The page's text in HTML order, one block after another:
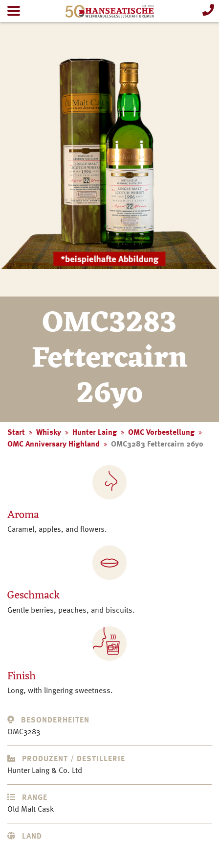
OMC3283
Fettercairn
26yo
Start Whisky Hunter Laing
OMC Vorbestellung
OMC Anniversary Highland
OMC3283 Fettercairn 26yo
Aroma
Caramel, apples, and flowers.
Geschmack
Gentle berries, peaches, and biscuits.
Finish
Long, with lingering sweetness.
BESONDERHEITEN
OMC3283
PRODUZENT / DESTILLERIE
Hunter Laing & Co. Ltd
RANGE
Old Malt Cask
LAND